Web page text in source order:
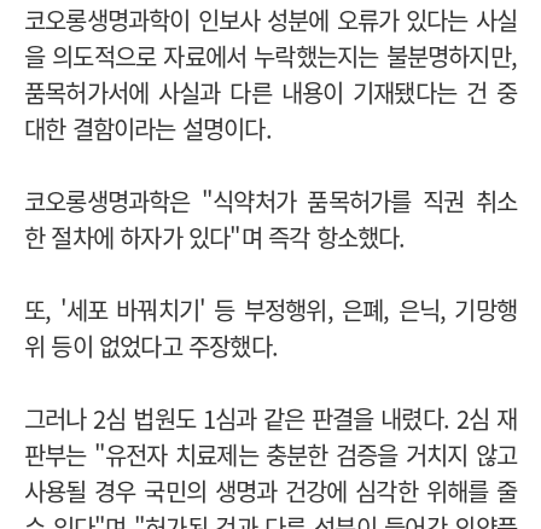
코오롱생명과학이 인보사 성분에 오류가 있다는 사실
을 의도적으로 자료에서 누락했는지는 불분명하지만,
품목허가서에 사실과 다른 내용이 기재됐다는 건 중
대한 결함이라는 설명이다.
코오롱생명과학은 "식약처가 품목허가를 직권 취소
한 절차에 하자가 있다"며 즉각 항소했다.
또, '세포 바꿔치기' 등 부정행위, 은폐, 은닉, 기망행
위 등이 없었다고 주장했다.
그러나 2심 법원도 1심과 같은 판결을 내렸다. 2심 재
판부는 "유전자 치료제는 충분한 검증을 거치지 않고
사용될 경우 국민의 생명과 건강에 심각한 위해를 줄